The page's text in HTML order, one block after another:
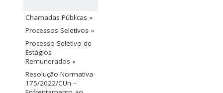
Chamadas Públicas »
Processos Seletivos »
Processo Seletivo de
Estágios
Remunerados »
Resolução Normativa
175/2022/CUn –